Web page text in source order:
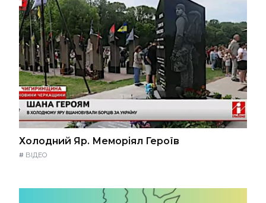
Холодний Яр. Меморіял Героїв
# ВІДЕО